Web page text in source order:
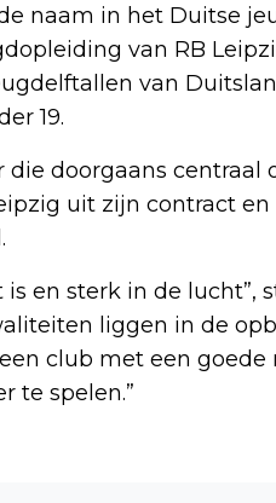
naam in het Duitse
van RB
van
19.
doorgaans centraal
uit zijn contract
en sterk in de lucht”,
liggen in de
club met een
te spelen.”